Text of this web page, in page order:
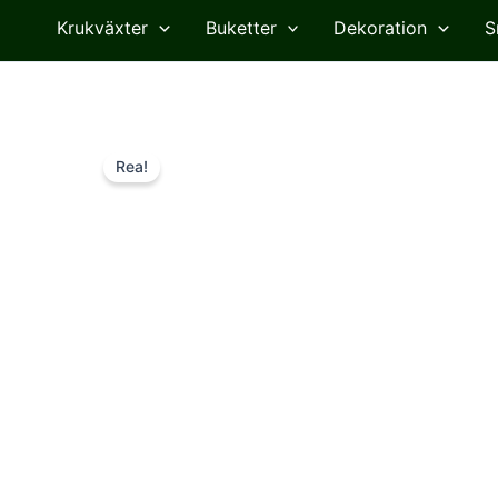
Krukväxter Buketter Dekoration
Rea!